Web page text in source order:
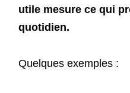
utile mesure ce qui
quotidien.
Quelques exemples :